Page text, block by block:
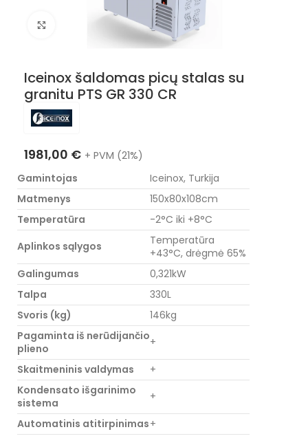
Nuotraukos padidinimas
Iceinox šaldomas picų stalas su
granitu PTS GR 330 CR
1981,00 € + PVM (21%)
Gamintojas
Iceinox, Turkija
Matmenys
150x80x108cm
Temperatūra
-2°C iki +8°C
Aplinkos sąlygos
Temperatūra
+43°C, drėgmė 65%
Galingumas
0,321kW
Talpa
330L
Svoris (kg)
146kg
Pagaminta iš nerūdijančio
plieno
+
Skaitmeninis valdymas
+
Kondensato išgarinimo
sistema
+
Automatinis atitirpinimas+